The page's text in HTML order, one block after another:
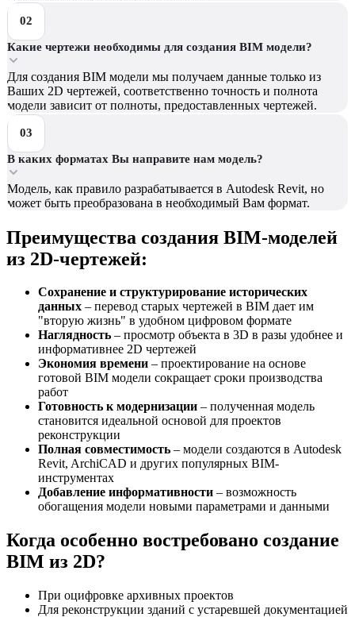
Какие чертежи необходимы для создания BIM модели?
Для создания BIM модели мы получаем данные только из
Ваших 2D чертежей, соответственно точность и полнота
модели зависит от полноты, предоставленных чертежей.
В каких форматах Вы направите нам модель?
Модель, как правило разрабатывается в Autodesk Revit, но
может быть преобразована в необходимый Вам формат.
Преимущества создания BIM-моделей
из 2D-чертежей:
Сохранение и структурирование исторических
данных – перевод старых чертежей в BIM дает им
"вторую жизнь" в удобном цифровом формате
Наглядность – просмотр объекта в 3D в разы удобнее и
информативнее 2D чертежей
Экономия времени – проектирование на основе
готовой BIM модели сокращает сроки производства
работ
Готовность к модернизации – полученная модель
становится идеальной основой для проектов
реконструкции
Полная совместимость – модели создаются в Autodesk
Revit, ArchiCAD и других популярных BIM-
инструментах
Добавление информативности – возможность
обогащения модели новыми параметрами и данными
Когда особенно востребовано создание
BIM из 2D?
При оцифровке архивных проектов
Для реконструкции зданий с устаревшей документацией